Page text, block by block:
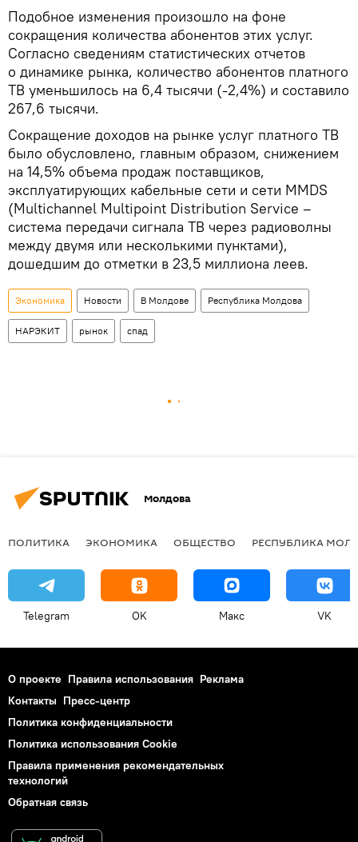
Подобное изменения произошло на фоне
сокращения количества абонентов этих услуг.
Согласно сведениям статистических отчетов
о динамике рынка, количество абонентов платного
ТВ уменьшилось на 6,4 тысячи (-2,4%) и составило
267,6 тысячи.
Сокращение доходов на рынке услуг платного ТВ
было обусловлено, главным образом, снижением
на 14,5% объема продаж поставщиков,
эксплуатирующих кабельные сети и сети MMDS
(Multichannel Multipoint Distribution Service –
система передачи сигнала ТВ через радиоволны
между двумя или несколькими пунктами),
дошедшим до отметки в 23,5 миллиона леев.
Экономика Новости В Молдове Республика Молдова
НАРЭКИТ рынок спад
Молдова
ПОЛИТИКА ЭКОНОМИКА ОБЩЕСТВО РЕСПУБЛИКА
Telegram OK Макс VK
О проекте Правила использования Реклама
Контакты Пресс-центр
Политика конфиденциальности
Политика использования Cookie
Правила применения рекомендательных
технологий
Обратная связь